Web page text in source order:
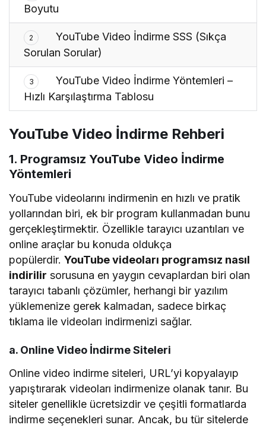
Boyutu
2
YouTube Video İndirme SSS (Sıkça
Sorulan Sorular)
3
YouTube Video İndirme Yöntemleri –
Hızlı Karşılaştırma Tablosu
YouTube Video İndirme Rehberi
1. Programsız YouTube Video İndirme
Yöntemleri
YouTube videolarını indirmenin en hızlı ve pratik
yollarından biri, ek bir program kullanmadan bunu
gerçekleştirmektir. Özellikle tarayıcı uzantıları ve
online araçlar bu konuda oldukça
popülerdir.YouTube videoları programsız nasıl
indirilir sorusuna en yaygın cevaplardan biri olan
tarayıcı tabanlı çözümler, herhangi bir yazılım
yüklemenize gerek kalmadan, sadece birkaç
tıklama ile videoları indirmenizi sağlar.
a. Online Video İndirme Siteleri
Online video indirme siteleri, URL’yi kopyalayıp
yapıştırarak videoları indirmenize olanak tanır. Bu
siteler genellikle ücretsizdir ve çeşitli formatlarda
indirme seçenekleri sunar. Ancak, bu tür sitelerde